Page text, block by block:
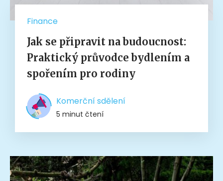
Finance
Jak se připravit na budoucnost:
Praktický průvodce bydlením a
spořením pro rodiny
Komerční sdělení
5 minut čtení